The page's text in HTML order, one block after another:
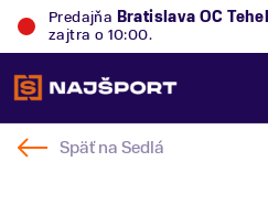
Predajňa Bratislava OC
zajtra o 10:00.
Späť naSedlá